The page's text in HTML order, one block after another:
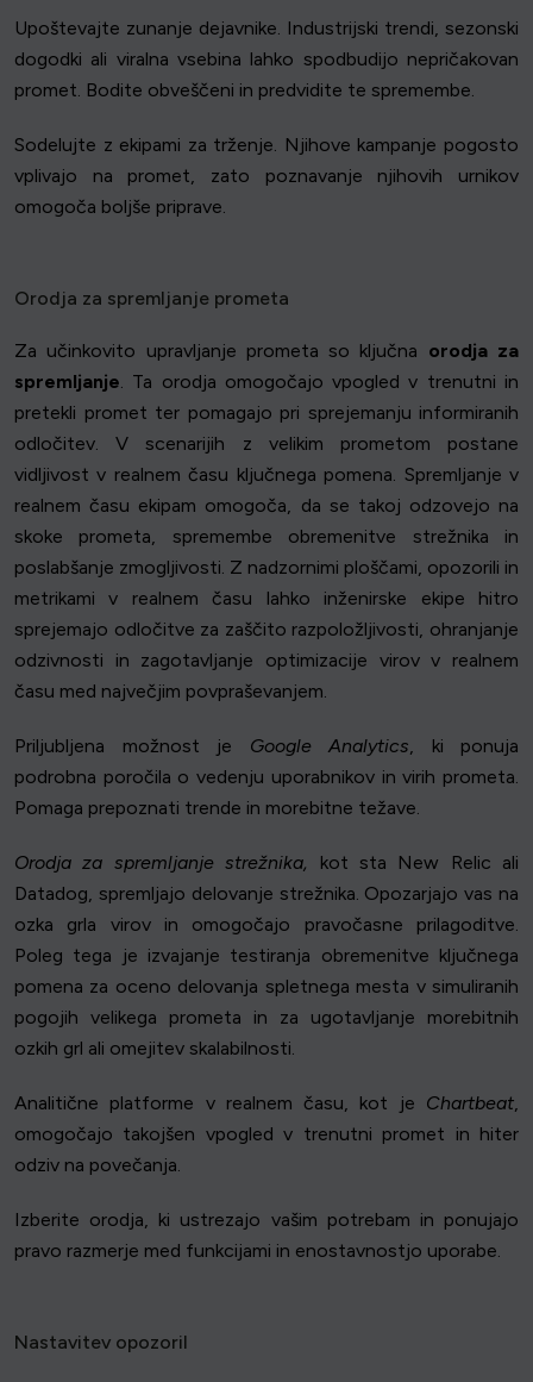
Upoštevajte zunanje dejavnike. Industrijski trendi, sezonski
dogodki ali viralna vsebina lahko spodbudijo nepričakovan
promet. Bodite obveščeni in predvidite te spremembe.
Sodelujte z ekipami za trženje. Njihove kampanje pogosto
vplivajo na promet, zato poznavanje njihovih urnikov
omogoča boljše priprave.
Orodja za spremljanje prometa
Za učinkovito upravljanje prometa so ključna orodja za
spremljanje. Ta orodja omogočajo vpogled v trenutni in
pretekli promet ter pomagajo pri sprejemanju informiranih
odločitev. V scenarijih z velikim prometom postane
vidljivost v realnem času ključnega pomena. Spremljanje v
realnem času ekipam omogoča, da se takoj odzovejo na
skoke prometa, spremembe obremenitve strežnika in
poslabšanje zmogljivosti. Z nadzornimi ploščami, opozorili in
metrikami v realnem času lahko inženirske ekipe hitro
sprejemajo odločitve za zaščito razpoložljivosti, ohranjanje
odzivnosti in zagotavljanje optimizacije virov v realnem
času med največjim povpraševanjem.
Priljubljena možnost je Google Analytics, ki ponuja
podrobna poročila o vedenju uporabnikov in virih prometa.
Pomaga prepoznati trende in morebitne težave.
Orodja za spremljanje strežnika,
kot sta New Relic ali
Datadog, spremljajo delovanje strežnika. Opozarjajo vas na
ozka grla virov in omogočajo pravočasne prilagoditve.
Poleg tega je izvajanje testiranja obremenitve ključnega
pomena za oceno delovanja spletnega mesta v simuliranih
pogojih velikega prometa in za ugotavljanje morebitnih
ozkih grl ali omejitev skalabilnosti.
Analitične platforme v realnem času, kot je Chartbeat,
omogočajo takojšen vpogled v trenutni promet in hiter
odziv na povečanja.
Izberite orodja, ki ustrezajo vašim potrebam in ponujajo
pravo razmerje med funkcijami in enostavnostjo uporabe.
Nastavitev opozoril